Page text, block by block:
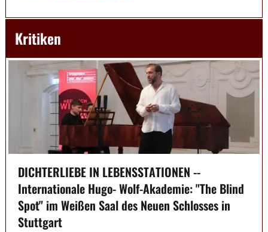
Kritiken
DICHTERLIEBE IN LEBENSSTATIONEN --
Internationale Hugo- Wolf-Akademie: "The Blind
Spot" im Weißen Saal des Neuen Schlosses in
Stuttgart